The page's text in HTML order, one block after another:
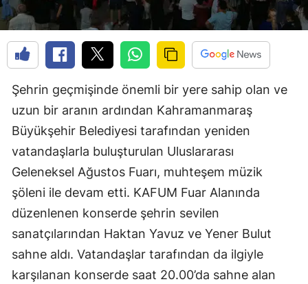
Şehrin geçmişinde önemli bir yere sahip olan ve
uzun bir aranın ardından Kahramanmaraş
Büyükşehir Belediyesi tarafından yeniden
vatandaşlarla buluşturulan Uluslararası
Geleneksel Ağustos Fuarı, muhteşem müzik
şöleni ile devam etti. KAFUM Fuar Alanında
düzenlenen konserde şehrin sevilen
sanatçılarından Haktan Yavuz ve Yener Bulut
sahne aldı. Vatandaşlar tarafından da ilgiyle
karşılanan konserde saat 20.00’da sahne alan